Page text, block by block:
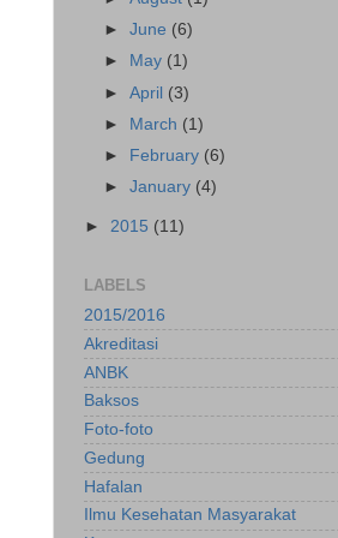
►June (6)
►
May (1)
►April (3)
► March (1)
►
February (6)
►January (4)
► 2015 (11)
LABELS
2015/2016
Akreditasi
ANBK
Baksos
Foto-foto
Gedung
Hafalan
Ilmu Kesehatan Masyarakat